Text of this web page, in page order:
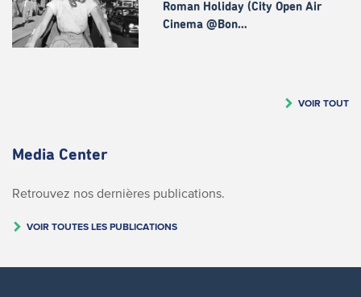
Roman Holiday (City Open Air
Cinema @Bon…
VOIR TOUT
Media Center
Retrouvez nos dernières publications.
VOIR TOUTES LES PUBLICATIONS